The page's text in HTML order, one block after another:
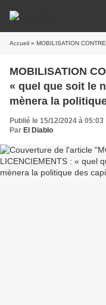
Accueil » MOBILISATION CONTRE LES
MOBILISATION
« quel que soit le
mènera la
Publié le 15/12/2024 à 05:03
Par El Diablo